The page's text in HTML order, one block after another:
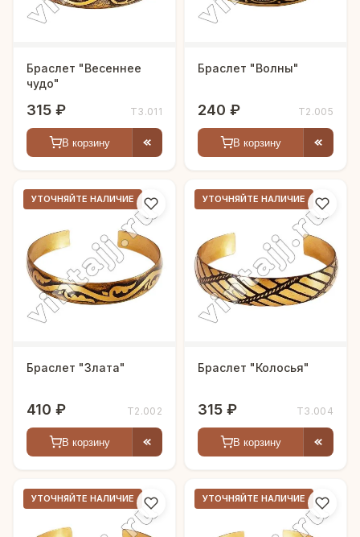
Браслет "Весеннее
чудо"
315 ₽ Т3.011
В корзину
Браслет "Волны"
240 ₽ Т2.005
В корзину
УТОЧНЯЙТЕ НАЛИЧИЕ
Браслет "Злата"
410 ₽ Т2.002
В корзину
УТОЧНЯЙТЕ НАЛИЧИЕ
Браслет "Колосья"
315 ₽ Т3.004
В корзину
УТОЧНЯЙТЕ НАЛИЧИЕ УТОЧНЯЙТЕ НАЛИЧИЕ